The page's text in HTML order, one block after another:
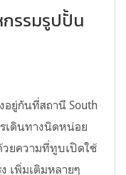
รรมรูปปั้น
ยู่กันที่สถานี South
เดินทางนิดหน่อย
วยความที่ทูบเปิดใช้
เพิ่มเติมหลายๆ